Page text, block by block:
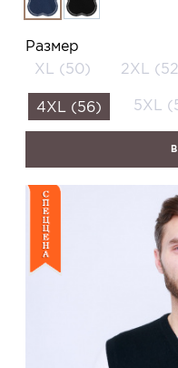
Размер
XL (50)
2XL
4XL (56) 5XL